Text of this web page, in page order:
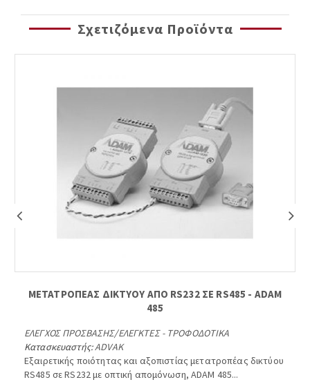
Σχετιζόμενα Προϊόντα
ΜΕΤΑΤΡΟΠΕΑΣ ΔΙΚΤΥΟΥ ΑΠΟ RS232 ΣΕ RS485 - ADAM
485
ΕΛΕΓΧΟΣ ΠΡΟΣΒΑΣΗΣ/ΕΛΕΓΚΤΕΣ - ΤΡΟΦΟΔΟΤΙΚΑ
Κατασκευαστής:ADVAK
Εξαιρετικής ποιότητας και αξοπιστίας μετατροπέας δικτύου
RS485 σε RS232 με οπτική απομόνωση, ADAM 485...